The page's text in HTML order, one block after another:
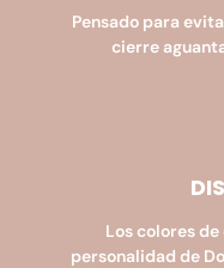
Pensado para
cierre
Los colores
personalidad de